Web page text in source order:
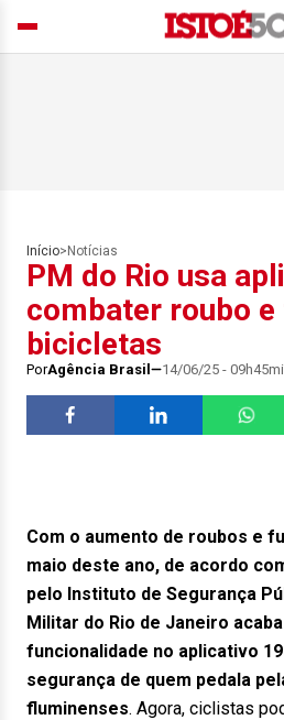
Início> Notícias
PM do Rio usa
combater roubo
bicicletas
PorAgência Brasil 14/06/25 -
Com o aumento de roubos e
maio deste ano, de acordo
pelo Instituto de Segurança
Militar do Rio de Janeiro
funcionalidade no aplicativo
segurança de quem pedala
fluminenses. Agora, ciclistas